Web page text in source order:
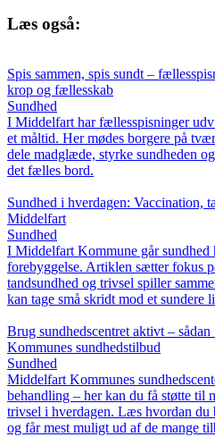
Læs også:
Spis sammen, spis sundt –
krop og fællesskab
Sundhed
I Middelfart har fællesspisninger
et måltid. Her mødes borgere på
dele madglæde, styrke sundheden
det fælles bord.
Sundhed i hverdagen: Vaccination,
Middelfart
Sundhed
I Middelfart Kommune går
forebyggelse. Artiklen sætter fokus
tandsundhed og trivsel spiller
kan tage små skridt mod et sundere
Brug sundhedscentret aktivt –
Kommunes sundhedstilbud
Sundhed
Middelfart Kommunes
behandling – her kan du få støtte til
trivsel i hverdagen. Læs hvordan du
og får mest muligt ud af de mange